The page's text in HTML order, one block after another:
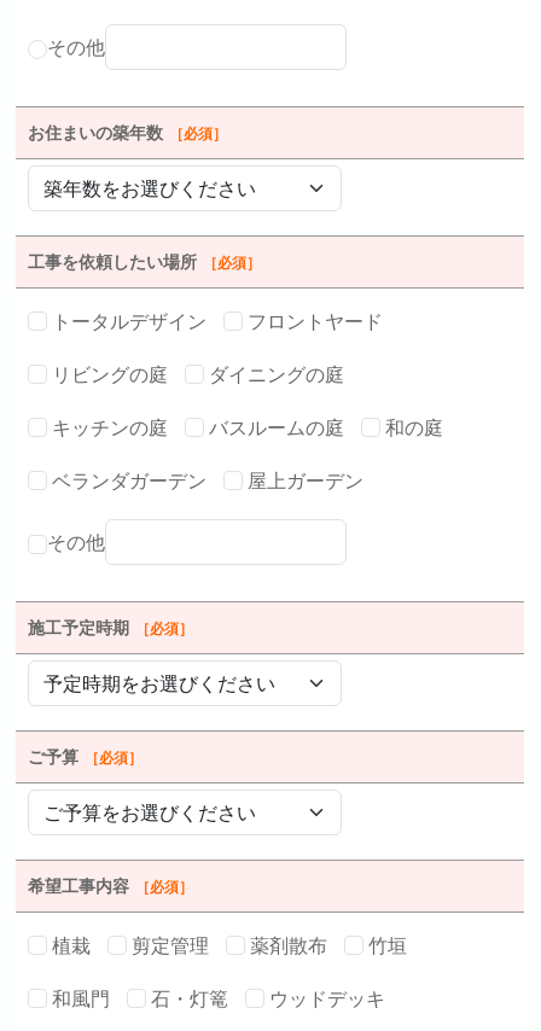
その他
お住まいの築年数 ［必須］
工事を依頼したい場所 ［必須］
トータルデザイン
フロントヤード
リビングの庭
ダイニングの庭
キッチンの庭
バスルームの庭
和の庭
ベランダガーデン
屋上ガーデン
その他
施工予定時期 ［必須］
ご予算 ［必須］
希望工事内容 ［必須］
植栽 剪定管理 薬剤散布
竹垣
和風門
石・灯篭 ウッドデッキ